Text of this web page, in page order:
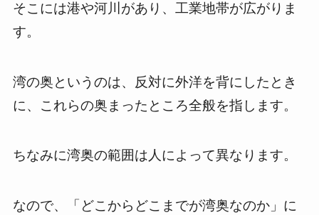
そこには港や河川があり、工業地帯が広がりま
す。
湾の奥というのは、反対に外洋を背にしたとき
に、これらの奥まったところ全般を指します。
ちなみに湾奥の範囲は人によって異なります。
なので、「どこからどこまでが湾奥なのか」に